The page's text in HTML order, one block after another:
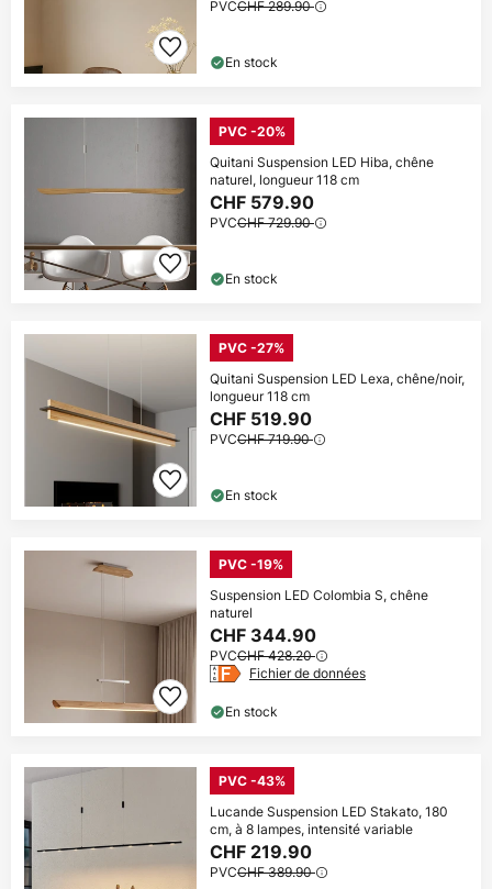
PVCCHF 289.90
En stock
PVC -20%
Quitani Suspension LED Hiba, chêne
naturel, longueur 118 cm
CHF 579.90
PVCCHF 729.90
En stock
PVC -27%
Quitani Suspension LED Lexa, chêne/noir,
longueur 118 cm
CHF 519.90
PVCCHF 719.90
En stock
PVC -19%
Suspension LED Colombia S, chêne
naturel
CHF 344.90
PVCCHF 428.20
Fichier de données
En stock
PVC -43%
Lucande Suspension LED Stakato, 180
cm, à 8 lampes, intensité variable
CHF 219.90
PVCCHF 389.90